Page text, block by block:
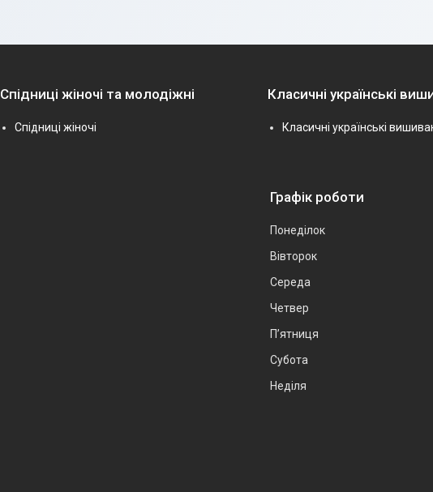
Спідниці жіночі та молодіжні
Спідниці жіночі
Класичні українські
Класичні українські
Графік роботи
Понеділок
Вівторок
Середа
Четвер
Пʼятниця
Субота
Неділя